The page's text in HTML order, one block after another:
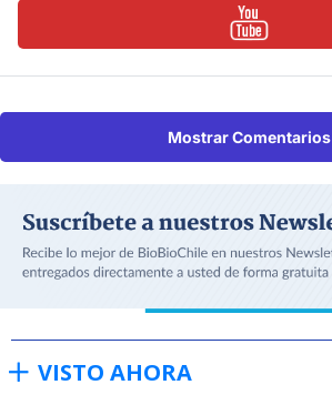
Mostrar Comentarios
VISTO AHORA